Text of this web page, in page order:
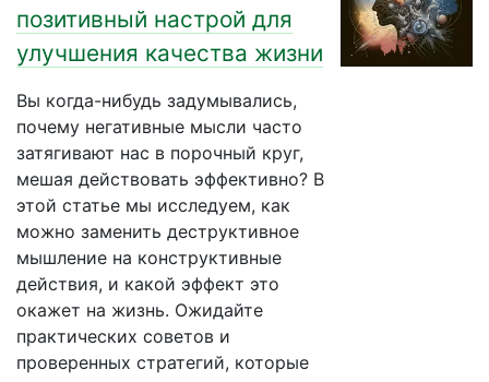
позитивный настрой для
улучшения качества жизни
Вы когда-нибудь задумывались,
почему негативные мысли часто
затягивают нас в порочный круг,
мешая действовать эффективно? В
этой статье мы исследуем, как
можно заменить деструктивное
мышление на конструктивные
действия, и какой эффект это
окажет на жизнь. Ожидайте
практических советов и
проверенных стратегий, которые